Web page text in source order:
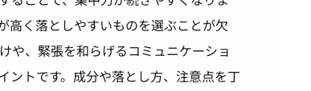
高く落としやすいものを選ぶことが欠
や、緊張を和らげるコミュニケーショ
ントです。成分や落とし方、注意点を丁